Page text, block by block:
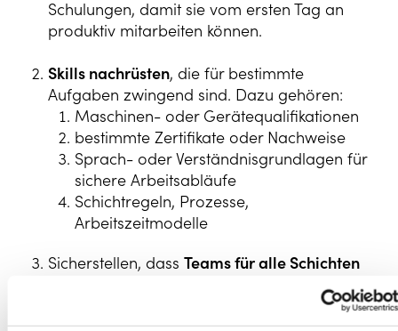
Schulungen, damit sie vom ersten Tag an
produktiv mitarbeiten können.
Skills nachrüsten, die für bestimmte
Aufgaben zwingend sind. Dazu gehören:
Maschinen- oder Gerätequalifikationen
bestimmte Zertifikate oder Nachweise
Sprach- oder Verständnisgrundlagen für
sichere Arbeitsabläufe
Schichtregeln, Prozesse,
Arbeitszeitmodelle
Sicherstellen, dass Teams für alle Schichten
Personalentwicklung
wirkt sich direkt auf die Schichtplanung aus:
Nur wenn klar ist, wer welche Aufgaben